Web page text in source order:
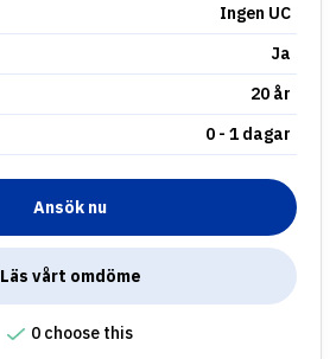
Ingen UC
Ja
20 år
0 - 1 dagar
Ansök nu
Läs vårt omdöme
0 choose this